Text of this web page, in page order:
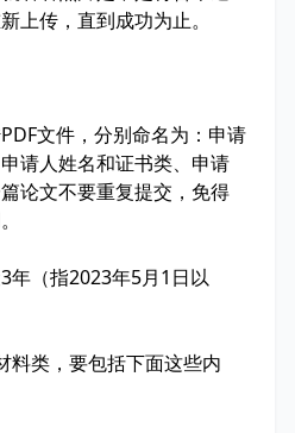
上传，直到成功为止。
文件，分别命名为：申请
请人姓名和证书类、申请
论文不要重复提交，免得
年（指2023年5月1日以
料类，要包括下面这些内